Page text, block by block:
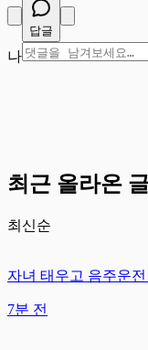
답글
나
최근 올라온
최신순
자녀 태우고 음주운
7분 전